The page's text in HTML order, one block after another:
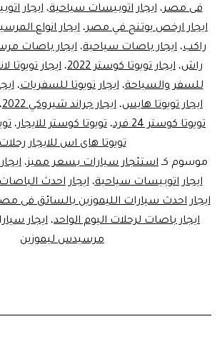
فى مصر،ايجار اتوبيسات سياحية،ايجار
ايجار ارخص يوتنج في مصر، ايجار انواع
راكب، ايجار باصات سياحية، ايجار باصات
راش، ايجار تويوتا كوستر 2022 ، ايجار تويوتا
للسفر والسياحة،ايجار تويوتا للسفريات،
ايجار تويوتا هايس، ايجار جراند شيروكي 2022 ،
تويوتا كوستر 24 فرد
، تويوتا كوستر للايجار،
تويوتا هاى اس للايجار
موسوم كـ استئجار سيارات بسعر مميز،
ايجار اتوبيسات سياحية،ايجار احدث
ايجار احدث سيارات الليموزين بالسائق فى
ايجار باصات لرحلات اليوم الواحد، ايجار
مرسيدس ليموزين